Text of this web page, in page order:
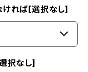
れば[選択なし]
択なし]